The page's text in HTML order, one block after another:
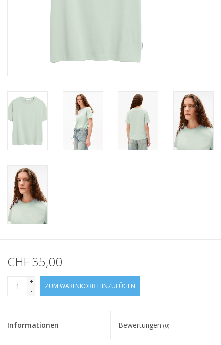
CHF 35,00
+
-
ZUM WARENKORB HINZUFÜGEN
Informationen Bewertungen (0)